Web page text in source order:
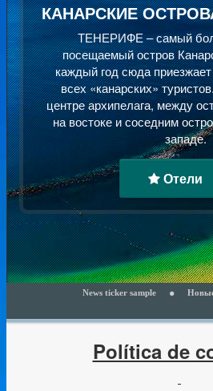
КАНАРСКИЕ
ТЕНЕРИФЕ – самый
посещаемый остров
каждый год сюда
всех «канарских»
центре архипелага, между
на востоке и соседним
западе.
Отели
News ticker sample Новые
Política de